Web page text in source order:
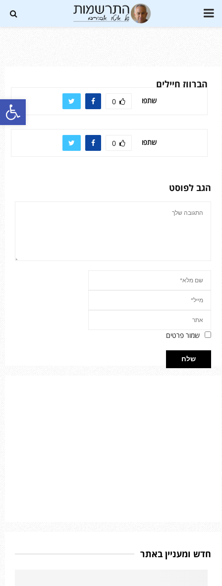
פתח סרגל נגישות
PRIMARY
הברווז חיילים
שתפו 0
שתפו 0
הגב לפוסט
שמור פרטים
חדש ומעניין באתר